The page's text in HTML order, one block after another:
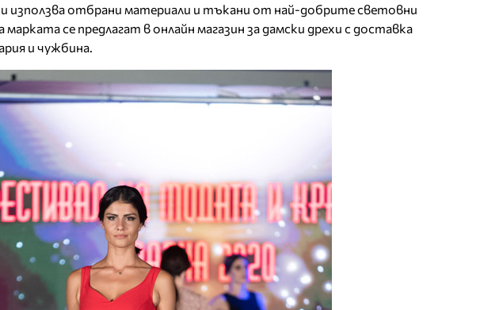
използва отбрани материали и тъкани от най-добрите световни
се предлагат в онлайн магазин за дамски дрехи с доставка
и чужбина.